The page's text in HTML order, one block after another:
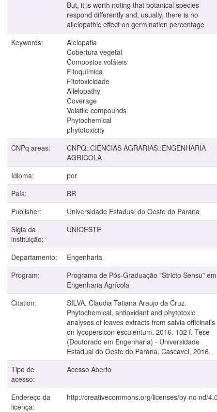
But, it is worth noting that botanical species
respond differently and, usually, there is no
allelopathic effect on germination percentage
Keywords:
Alelopatia
Cobertura vegetal
Compostos voláteis
Fitoquímica
Fitotoxicidade
Allelopathy
Coverage
Volatile compounds
Phytochemical
phytotoxicity
CNPq areas:
CNPQ::CIENCIAS AGRARIAS::ENGENHARIA
AGRICOLA
Idioma:
por
País:
BR
Publisher:
Universidade Estadual do Oeste do Parana
Sigla da
instituição:
UNIOESTE
Departamento:
Engenharia
Program:
Programa de Pós-Graduação "Stricto Sensu" em
Engenharia Agrícola
Citation:
SILVA, Claudia Tatiana Araujo da Cruz.
Phytochemical, antioxidant and phytotoxic
analyses of leaves extracts from salvia officinalis
on lycopersicon esculentum. 2016. 102 f. Tese
(Doutorado em Engenharia) - Universidade
Estadual do Oeste do Parana, Cascavel, 2016.
Tipo de
acesso:
Acesso Aberto
Endereço da
licença:
http://creativecommons.org/licenses/by-nc-nd/